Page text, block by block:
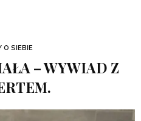
O SIEBIE
– WYWIAD Z